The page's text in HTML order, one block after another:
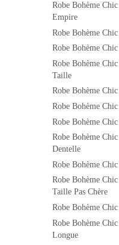
Robe Bohème
Empire
Robe Bohème
Robe Bohème
Robe Bohème
Taille
Robe Bohème
Robe Bohème
Robe Bohème
Robe Bohème
Dentelle
Robe Bohème
Robe Bohème
Taille Pas Chère
Robe Bohème
Robe Bohème
Longue